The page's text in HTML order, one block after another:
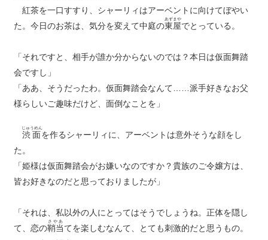
紅茶を一口すすり、シャーリィはアーベントに向けてぼやい
た。今日のお茶は、気分を変えて中庭の東屋
あずまや
でとっている。
「それですと、相手が誰か分からないのでは？本日は仮面舞踏
会ですし」
「ああ、そうだったわ。仮面舞踏会なんて……派手好きなお父
様らしいご趣味だけど、面倒なことを」
渋面
じゅうめん
を作るシャーリィに、アーベントは意外そうな顔をし
た。
「姫様は仮面舞踏会がお嫌いなのですか？貴族のご令嬢方は、
皆お好きなのだと思っておりましたが」
「それは、私以外の人にとってはそうでしょうね。正体を隠し
て、恋の鞘当
さやあ
てを楽しむなんて、とても刺激的だと思うもの。